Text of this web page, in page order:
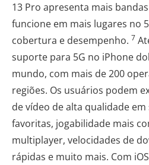
13 Pro apresenta mais
funcione em mais lugares no
cobertura e desempenho. 7
suporte para 5G no iPhone
mundo, com mais de 200
regiões. Os usuários podem
de vídeo de alta qualidade
favoritas, jogabilidade mais
multiplayer, velocidades de
rápidas e muito mais. Com